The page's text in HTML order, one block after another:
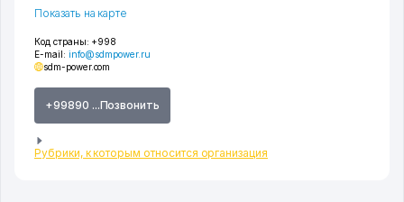
Код страны: +998
E-mail: info@sdmpower.ru
sdm-power.com
+99890 ...Позвонить
Рубрики, к которым относится организация
Показать на карте